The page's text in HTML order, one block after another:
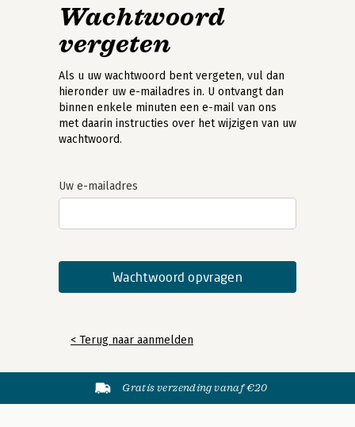
Wachtwoord
vergeten
Als u uw wachtwoord bent vergeten, vul dan
hieronder uw e-mailadres in. U ontvangt dan
binnen enkele minuten een e-mail van ons
met daarin instructies over het wijzigen van uw
wachtwoord.
Uw e-mailadres
< Terug naar aanmelden
Gratis verzending vanaf €20